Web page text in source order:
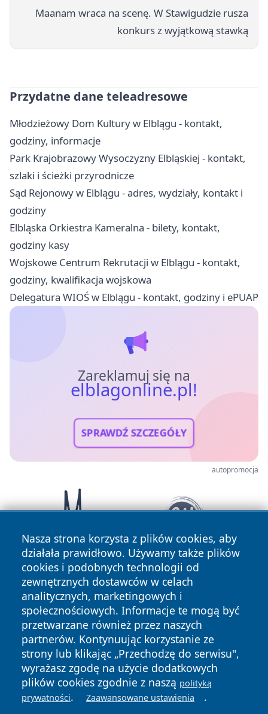
Maanam wraca na scenę. W Stawigudzie rusza
konkurs z wyjątkową stawką
Przydatne dane teleadresowe
Młodzieżowy Dom Kultury w Elblągu - kontakt,
godziny, informacje
Park Krajobrazowy Wysoczyzny Elbląskiej - kontakt,
szlaki i ścieżki przyrodnicze
Sąd Rejonowy w Elblągu - adres, wydziały, kontakt i
godziny
Elbląska Orkiestra Kameralna - bilety, kontakt,
godziny kasy
Wojskowe Centrum Rekrutacji w Elblągu - kontakt,
godziny, kwalifikacja wojskowa
Delegatura WIOŚ w Elblągu - kontakt, godziny i ePUAP
Zareklamuj się na
elblagonline.pl!
SPRAWDŹ SZCZEGÓŁY
autopromocja
Nasza strona korzysta z plików cookies, aby
działała prawidłowo. Używamy także plików
cookies i podobnych technologii od
zewnętrznych dostawców w celach
analitycznych, marketingowych i
społecznościowych. Informacje te mogą być
przetwarzane również przez naszych
partnerów. Kontynuując korzystanie ze
strony lub klikając „Przechodzę do serwisu",
wyrażasz zgodę na użycie dodatkowych
plików cookies zgodnie z naszą polityką
prywatności. Zaawansowane ustawienia .
Copyright © 2026 elblagonline.pl Wszystkie prawa
zastrzeżone.
News Autorzy
Polityka
Polityka